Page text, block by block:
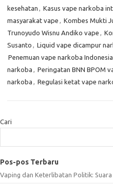
kesehatan , Kasus vape narkoba
masyarakat vape , Kombes Mukti
Trunoyudo Wisnu Andiko vape ,
Susanto , Liquid vape dicampur
Penemuan vape narkoba Indonesia
narkoba , Peringatan BNN BPOM
narkoba , Regulasi ketat vape
Cari
Pos-pos Terbaru
Vaping dan Keterlibatan Politik: